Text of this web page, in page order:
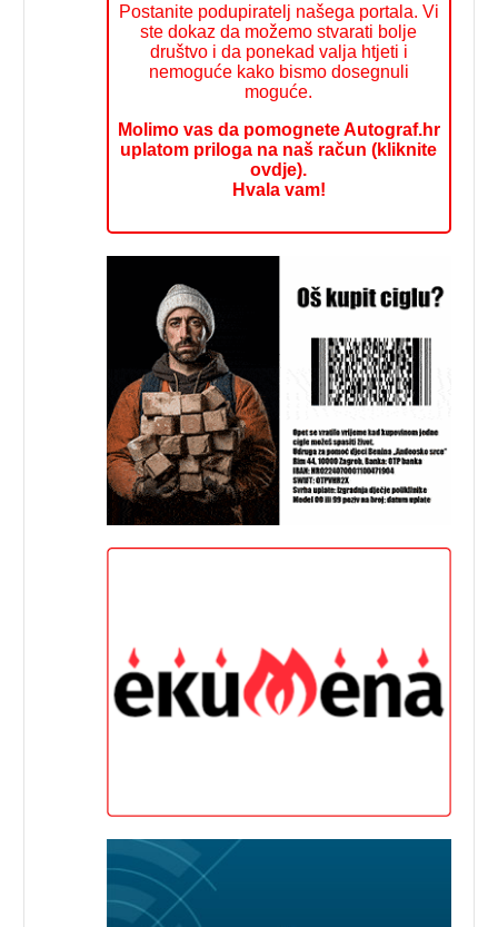
Postanite podupiratelj našega portala. Vi
ste dokaz da možemo stvarati bolje
društvo i da ponekad valja htjeti i
nemoguće kako bismo dosegnuli
moguće.
Molimo vas da pomognete Autograf.hr
uplatom priloga na naš račun (kliknite
ovdje).
Hvala vam!